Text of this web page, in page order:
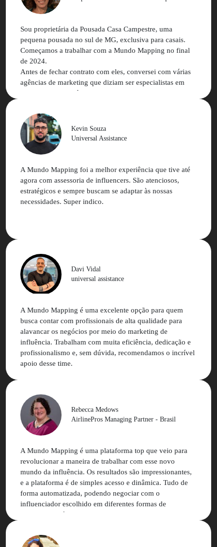
acumulado mundo mapping que nos ajudou em ganho de
eficiência e alcance de melhores resultados.
Estamos muito gratos e contentes com os resultados das
nossas relações comerciais e pessoais
Sou proprietária da Pousada Casa Campestre, uma
pequena pousada no sul de MG, exclusiva para casais.
Começamos a trabalhar com a Mundo Mapping no final
de 2024.
Antes de fechar contrato com eles, conversei com várias
agências de marketing que diziam ser especialistas em
marketing de influência, mas nenhuma delas me passou
possível fazer marketing de influência para hotelaria
ainda mais para uma pousada com o perfil da minha (com
nicho muito bem definido e com número tão reduzido de
acomodações).
Na minha primeira conversa com a Nathalia, já percebi
diferença no atendimento e o entendimento do meu
negócio.
A plataforma é super simples e amigável, o atendimento
simples, rápido e de excelência.
Kevin Souza
Universal Assistance
A Mundo Mapping foi a melhor experiência que tive até
agora com assessoria de influencers. São atenciosos,
estratégicos e sempre buscam se adaptar às nossas
necessidades. Super indico.
Davi Vidal
universal assistance
A Mundo Mapping é uma excelente opção para quem
busca contar com profissionais de alta qualidade para
alavancar os negócios por meio do marketing de
influência. Trabalham com muita eficiência, dedicação e
profissionalismo e, sem dúvida, recomendamos o incrível
apoio desse time.
Rebecca Medows
AirlinePros Managing Partner - Brasil
A Mundo Mapping é uma plataforma top que veio para
revolucionar a maneira de trabalhar com esse novo
mundo da influência. Os resultados são impressionantes,
e a plataforma é de simples acesso e dinâmica. Tudo de
forma automatizada, podendo negociar com o
influenciador escolhido em diferentes formas de
pagamento. Só tenho elogios para uma empresa que se
comunicação constantemente! Mundo Mapping é uma